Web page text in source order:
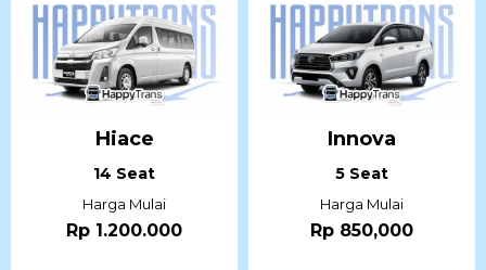
Hiace
14 Seat
Harga Mulai
Rp 1.200.000
Innova
5 Seat
Harga Mulai
Rp 850,000